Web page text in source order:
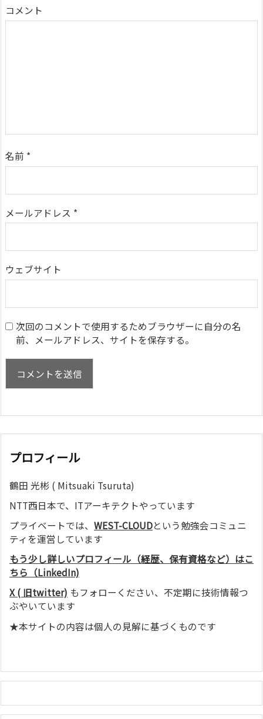
コメント
名前 *
メールアドレス *
ウェブサイト
次回のコメントで使用するためブラウザーに自分の名
前、メールアドレス、サイトを保存する。
プロフィール
鶴田 光彬 ( Mitsuaki Tsuruta)
NTT西日本で、ITアーキテクトやっています
プライベートでは、 WEST-CLOUDという勉強会コミュニ
ティを運営しています
もう少し詳しいプロフィール（経歴、保有資格など）はこ
ちら（LinkedIn)
X ( 旧twitter) もフォローください、不定期に技術情報つ
ぶやいています
★本サイトの内容は個人の見解に基づくものです